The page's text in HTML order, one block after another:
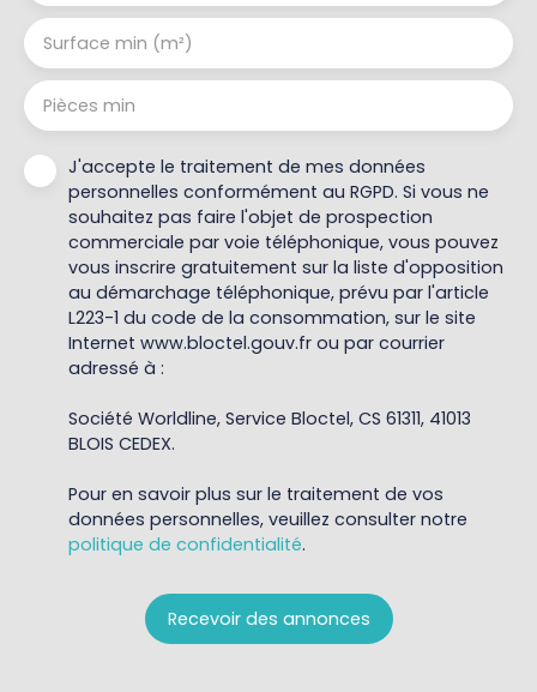
Surface min (m²)
Pièces min
J'accepte le traitement de mes données
personnelles conformément au RGPD. Si vous ne
souhaitez pas faire l'objet de prospection
commerciale par voie téléphonique, vous pouvez
vous inscrire gratuitement sur la liste d'opposition
au démarchage téléphonique, prévu par l'article
L223-1 du code de la consommation, sur le site
Internet www.bloctel.gouv.fr ou par courrier
adressé à :
Société Worldline, Service Bloctel, CS 61311, 41013
BLOIS CEDEX.
Pour en savoir plus sur le traitement de vos
données personnelles, veuillez consulter notre
politique de confidentialité.
Recevoir des annonces